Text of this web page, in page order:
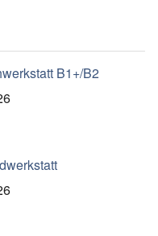
B1+/B2